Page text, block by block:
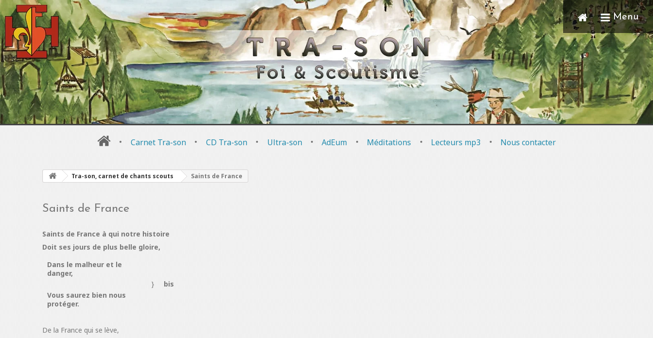
Menu
• Carnet Tra-son • CD Tra-son • Ultra-son • AdEum • Méditations • Lecteurs mp3 • Nous contacter
Tra-son, carnet de chants scouts Saints de France
Saints de France
Saints de France à qui notre histoire
Doit ses jours de plus belle gloire,
Dans le malheur et le
danger,
}
bis
Vous saurez bien nous
protéger.
De la France qui se lève,